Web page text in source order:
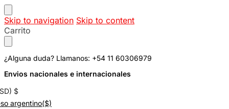
Skip to navigation Skip to content
Carrito
¿Alguna duda? Llamanos: +54 11 60306979
Envios nacionales e internacionales
$
argentino($)